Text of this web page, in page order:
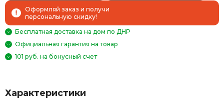
Оформляй заказ и получи
персональную скидку!
Бесплатная доставка на дом по ДНР
Официальная гарантия на товар
101 руб. на бонусный счет
Характеристики